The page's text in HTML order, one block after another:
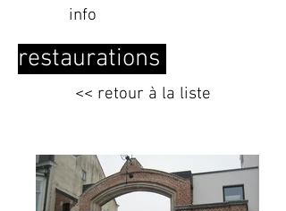
info
restaurations
<< retour à la liste